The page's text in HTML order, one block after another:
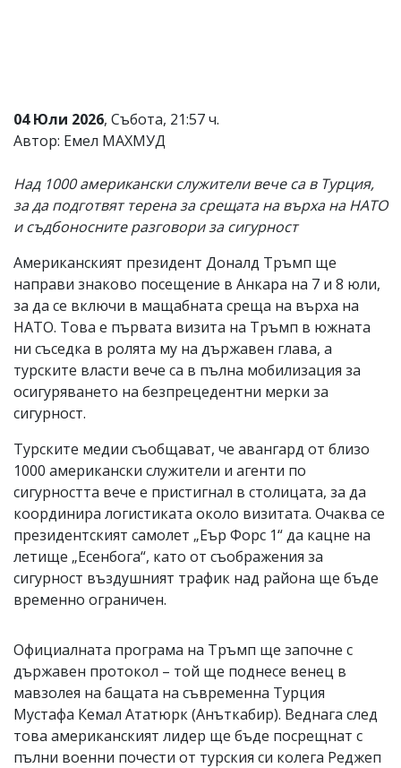
се
въвеждат
и
редакцията
носи
за
тях!
откриете
обиден
за
коментар,
моля
сигнализирайте
04 Юли 2026, Събота, 21:57 ч.
Автор: Емел МАХМУД
Над 1000 американски служители вече са в Турция,
за да подготвят терена за срещата на върха на НАТО
и съдбоносните разговори за сигурност
Американският президент Доналд Тръмп ще
направи знаково посещение в Анкара на 7 и 8 юли,
за да се включи в мащабната среща на върха на
НАТО. Това е първата визита на Тръмп в южната
ни съседка в ролята му на държавен глава, а
турските власти вече са в пълна мобилизация за
осигуряването на безпрецедентни мерки за
сигурност.
Турските медии съобщават, че авангард от близо
1000 американски служители и агенти по
сигурността вече е пристигнал в столицата, за да
координира логистиката около визитата. Очаква се
президентският самолет „Еър Форс 1“ да кацне на
летище „Есенбога“, като от съображения за
сигурност въздушният трафик над района ще бъде
временно ограничен.
Официалната програма на Тръмп ще започне с
държавен протокол – той ще поднесе венец в
мавзолея на бащата на съвременна Турция
Мустафа Кемал Ататюрк (Анъткабир). Веднага след
това американският лидер ще бъде посрещнат с
пълни военни почести от турския си колега Реджеп